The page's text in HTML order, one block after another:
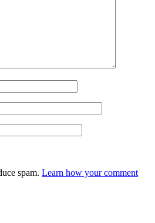
spam. Learn how your comment